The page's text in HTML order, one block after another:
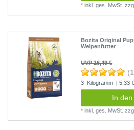
*inkl. ges. MwSt.
Bozita Original
Welpenfutter
UVP 16,49 €
3 Kilogramm | 5,33
In
*inkl. ges. MwSt.